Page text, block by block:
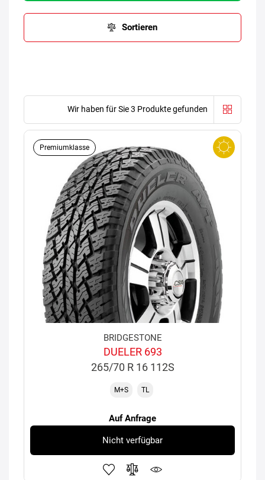
Sortieren
Wir haben für Sie 3 Produkte gefunden
Premiumklasse
BRIDGESTONE
DUELER 693
265/70 R 16 112S
M+S TL
Auf Anfrage
Nicht verfügbar